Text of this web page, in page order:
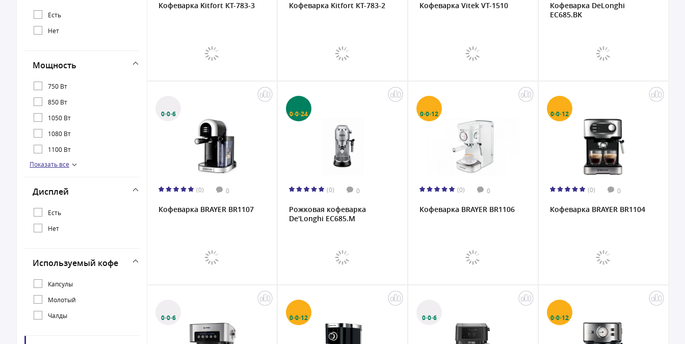
Есть
Нет
Мощность
750 Вт
850 Вт
1050 Вт
1080 Вт
1100 Вт
1200 Вт
1250 Вт
1300 Вт
1350 Вт
1450 Вт
Показать все
Дисплей
Есть
Нет
Используемый кофе
Капсулы
Молотый
Чалды
Кофеварка Kitfort КТ-783-3 Кофеварка Kitfort КТ-783-2 Кофеварка Vitek VT-1510
Кофеварка DeLonghi
EC685.BK
0·0·6
(0) 0
Кофеварка BRAYER BR1107
0·0·24
(0) 0
Рожковая кофеварка
De'Longhi EC685.M
0·0·12
(0) 0
Кофеварка BRAYER BR1106
0·0·12
(0) 0
Кофеварка BRAYER BR1104
0·0·6 0·0·12 0·0·6 0·0·12